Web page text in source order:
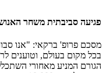
פגיעה סביבתית משחר
מסכם פרופ' ברקאי: "אנו
בכל מקום בעולם, וטוענים
הגורם המניע מאחורי